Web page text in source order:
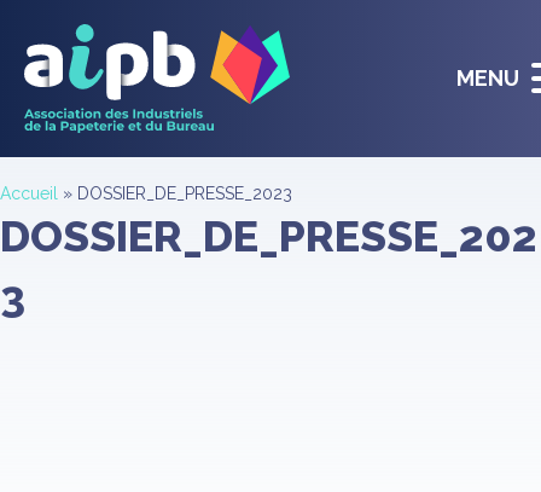
MENU
Accueil » DOSSIER_DE_PRESSE_2023
DOSSIER_DE_PRESSE_202
3